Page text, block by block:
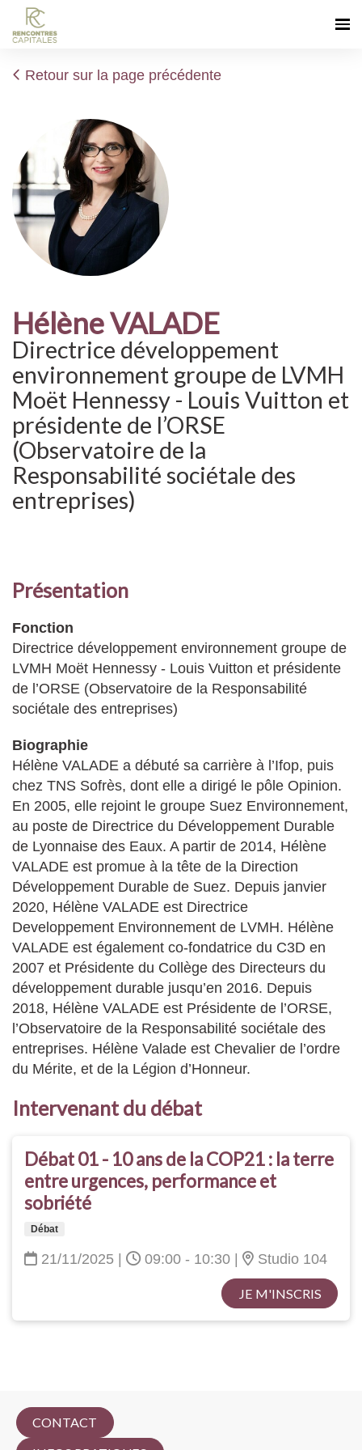
Retour sur la page précédente
Hélène VALADE
Directrice développement
environnement groupe de LVMH
Moët Hennessy - Louis Vuitton et
présidente de l’ORSE
(Observatoire de la
Responsabilité sociétale des
entreprises)
Présentation
Fonction
Directrice développement environnement groupe de
LVMH Moët Hennessy - Louis Vuitton et présidente
de l’ORSE (Observatoire de la Responsabilité
sociétale des entreprises)
Biographie
Hélène VALADE a débuté sa carrière à l’Ifop, puis
chez TNS Sofrès, dont elle a dirigé le pôle Opinion.
En 2005, elle rejoint le groupe Suez Environnement,
au poste de Directrice du Développement Durable
de Lyonnaise des Eaux. A partir de 2014, Hélène
VALADE est promue à la tête de la Direction
Développement Durable de Suez. Depuis janvier
2020, Hélène VALADE est Directrice
Developpement Environnement de LVMH. Hélène
VALADE est également co-fondatrice du C3D en
2007 et Présidente du Collège des Directeurs du
développement durable jusqu’en 2016. Depuis
2018, Hélène VALADE est Présidente de l’ORSE,
l’Observatoire de la Responsabilité sociétale des
entreprises. Hélène Valade est Chevalier de l’ordre
du Mérite, et de la Légion d’Honneur.
Intervenant du débat
Débat 01 - 10 ans de la COP21 : la terre
entre urgences, performance et
sobriété
Débat
21/11/2025 09:00 - 10:30 Studio 104
JE M'INSCRIS
CONTACT